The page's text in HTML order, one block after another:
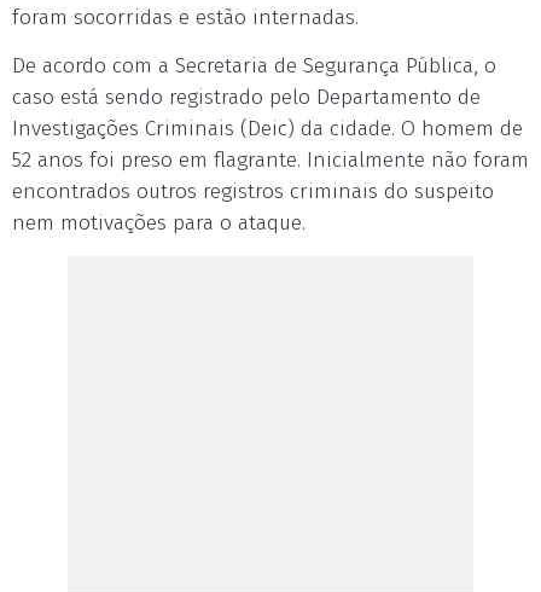
foram socorridas e estão internadas.
De acordo com a Secretaria de Segurança Pública, o
caso está sendo registrado pelo Departamento de
Investigações Criminais (Deic) da cidade. O homem de
52 anos foi preso em flagrante. Inicialmente não foram
encontrados outros registros criminais do suspeito
nem motivações para o ataque.